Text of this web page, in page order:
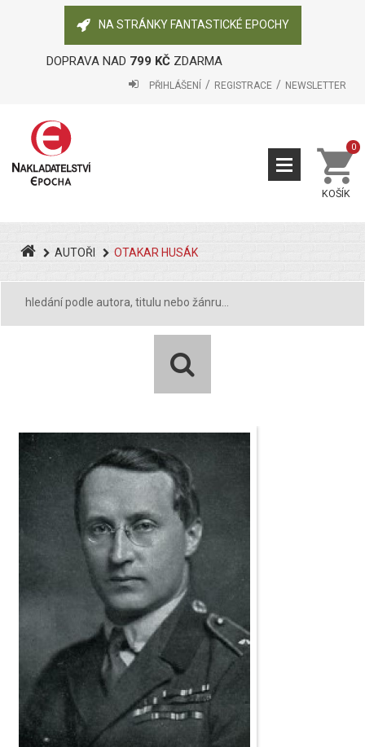
NA STRÁNKY FANTASTICKÉ EPOCHY
DOPRAVA NAD 799 KČZDARMA
PŘIHLÁŠENÍ REGISTRACE NEWSLETTER
KOŠÍK
0
AUTOŘI OTAKAR HUSÁK